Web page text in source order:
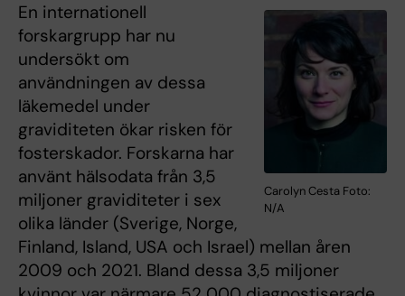
Carolyn Cesta Foto:
N/A
En internationell
forskargrupp har nu
undersökt om
användningen av dessa
läkemedel under
graviditeten ökar risken för
fosterskador. Forskarna har
använt hälsodata från 3,5
miljoner graviditeter i sex
olika länder (Sverige, Norge,
Finland, Island, USA och Israel) mellan åren
2009 och 2021. Bland dessa 3,5 miljoner